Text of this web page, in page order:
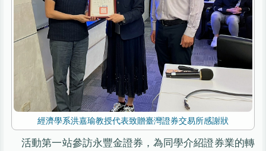
經濟學系洪嘉瑜教授代表致贈臺灣證券交易所感謝狀
活動第一站參訪永豐金證券，為同學介紹證券業的轉